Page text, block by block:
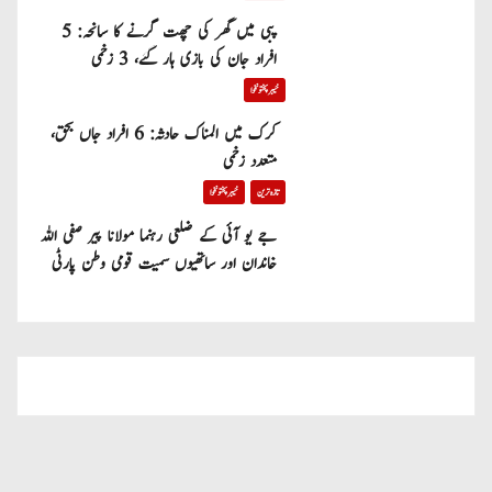
پبی میں گھر کی چھت گرنے کا سانحہ: 5
افراد جان کی بازی ہار گئے، 3 زخمی
خیبر پختونخوا
کرک میں المناک حادثہ: 6 افراد جاں بحق،
متعدد زخمی
تازہ ترین خیبر پختونخوا
جے یو آئی کے ضلعی رہنما مولانا پیر صفی اللہ
خاندان اور ساتھیوں سمیت قومی وطن پارٹی